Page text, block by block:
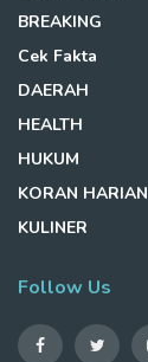
BREAKING
Cek Fakta
DAERAH
HEALTH
HUKUM
KORAN HARIAN
KULINER
Follow Us